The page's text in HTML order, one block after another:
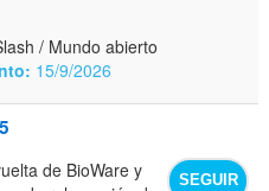
/ Mundo abierto
15/9/2026
SEGUIR
de BioWare y